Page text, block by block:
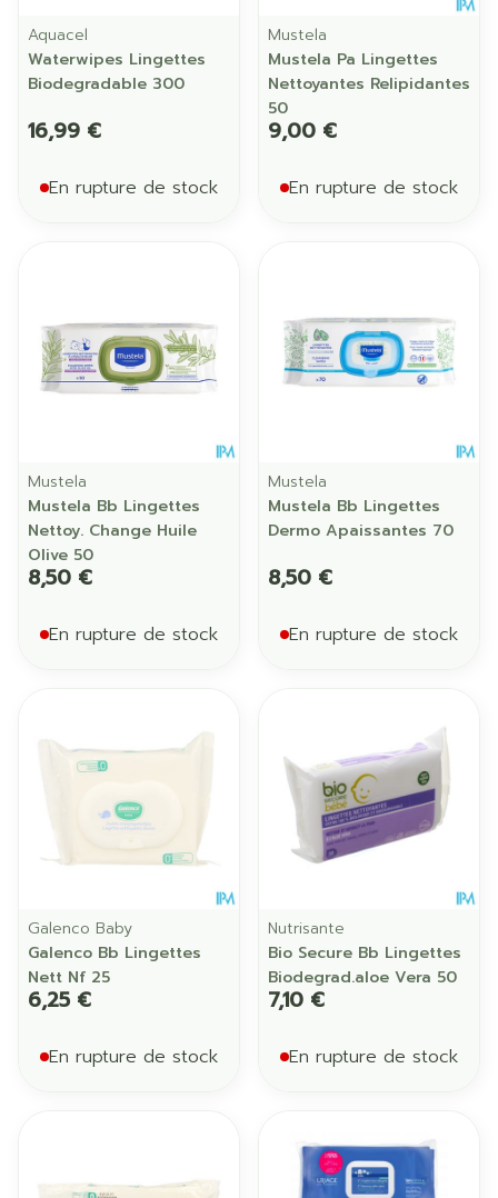
Aquacel
Waterwipes Lingettes
Biodegradable 300
16,99 €
En rupture de stock
Mustela
Mustela Pa Lingettes
Nettoyantes Relipidantes
50
9,00 €
En rupture de stock
Mustela
Mustela Bb Lingettes
Nettoy. Change Huile
Olive 50
8,50 €
En rupture de stock
Mustela
Mustela Bb Lingettes
Dermo Apaissantes 70
8,50 €
En rupture de stock
Galenco Baby
Galenco Bb Lingettes
Nett Nf 25
6,25 €
En rupture de stock
Nutrisante
Bio Secure Bb Lingettes
Biodegrad.aloe Vera 50
7,10 €
En rupture de stock